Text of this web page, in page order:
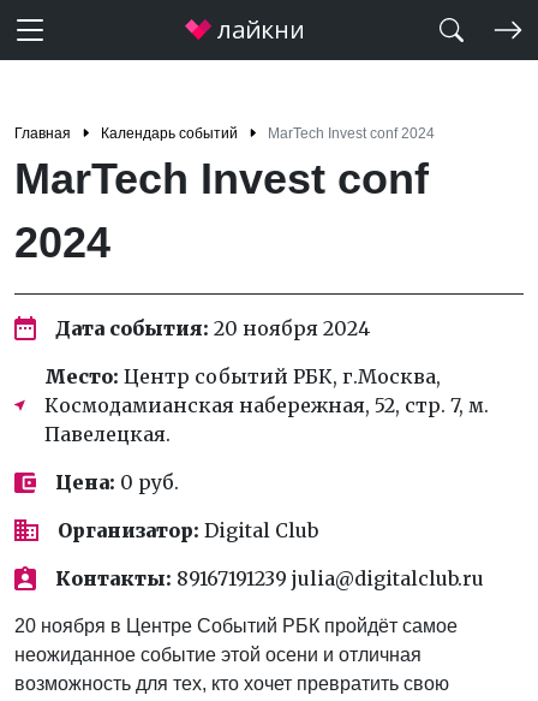
Главная Календарь событий MarTech Invest conf 2024
MarTech Invest conf
2024
Дата события: 20 ноября 2024
Место: Центр событий РБК, г.Москва,
Космодамианская набережная, 52, стр. 7, м.
Павелецкая.
Цена: 0 руб.
Организатор: Digital Club
Контакты: 89167191239 julia@digitalclub.ru
20 ноября в Центре Событий РБК пройдёт самое
неожиданное событие этой осени и отличная
возможность для тех, кто хочет превратить свою